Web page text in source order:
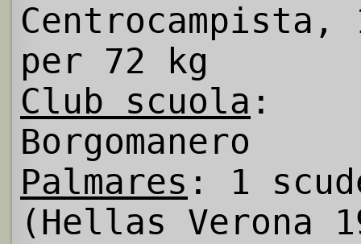
Centrocampista,
per 72 kg
Club scuola :
Borgomanero
Palmares : 1
(Hellas Verona